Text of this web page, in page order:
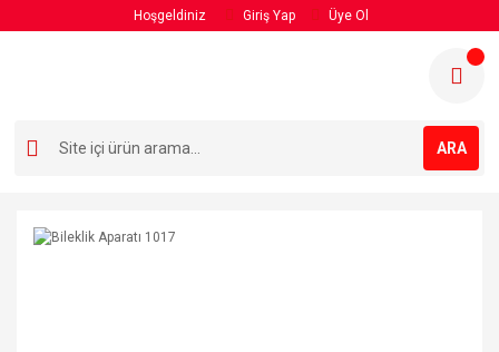
Hoşgeldiniz Giriş Yap Üye Ol
ARA